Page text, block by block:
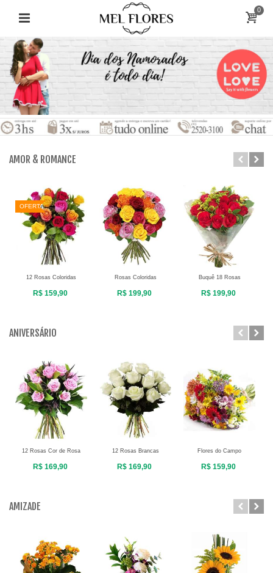
0
AMOR & ROMANCE
OFERTA
12 Rosas Coloridas
R$ 159,90
Rosas Coloridas
R$ 199,90
Buquê 18 Rosas
R$ 199,90
ANIVERSÁRIO
12 Rosas Cor de Rosa
R$ 169,90
12 Rosas Brancas
R$ 169,90
Flores do Campo
R$ 159,90
AMIZADE